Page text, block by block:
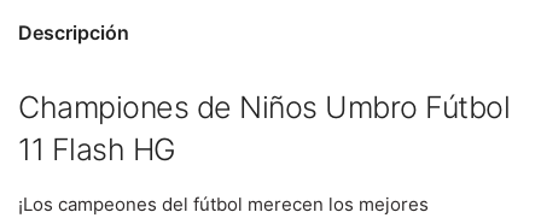
Descripción
Championes de Niños Umbro Fútbol
11 Flash HG
¡Los campeones del fútbol merecen los mejores